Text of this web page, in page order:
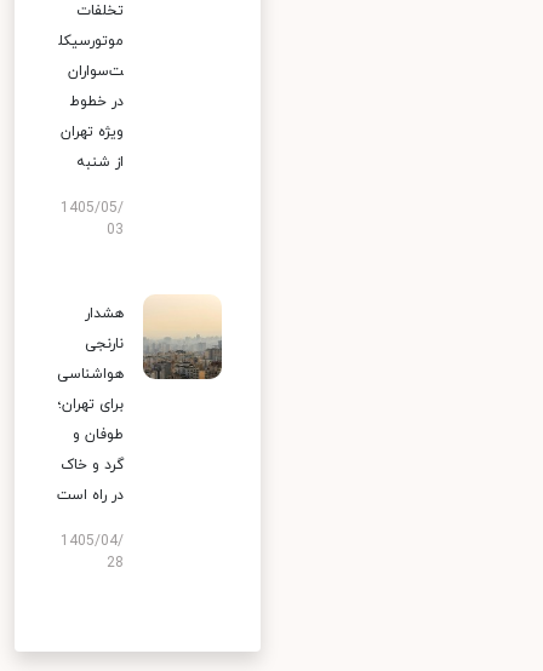
تخلفات
موتورسیکل
ت‌سواران
در خطوط
ویژه تهران
از شنبه
1405/05/
03
هشدار
نارنجی
هواشناسی
برای تهران؛
طوفان و
گرد و خاک
در راه است
1405/04/
28